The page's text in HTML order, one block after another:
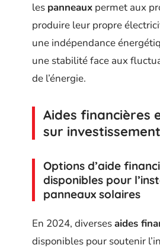
les panneaux permet aux
produire leur propre
une indépendance
une stabilité face aux
de l’énergie.
Aides financières
sur investissement
Options d’aide
disponibles pour
panneaux solaires
En 2024, diversesaides
disponibles pour soutenir